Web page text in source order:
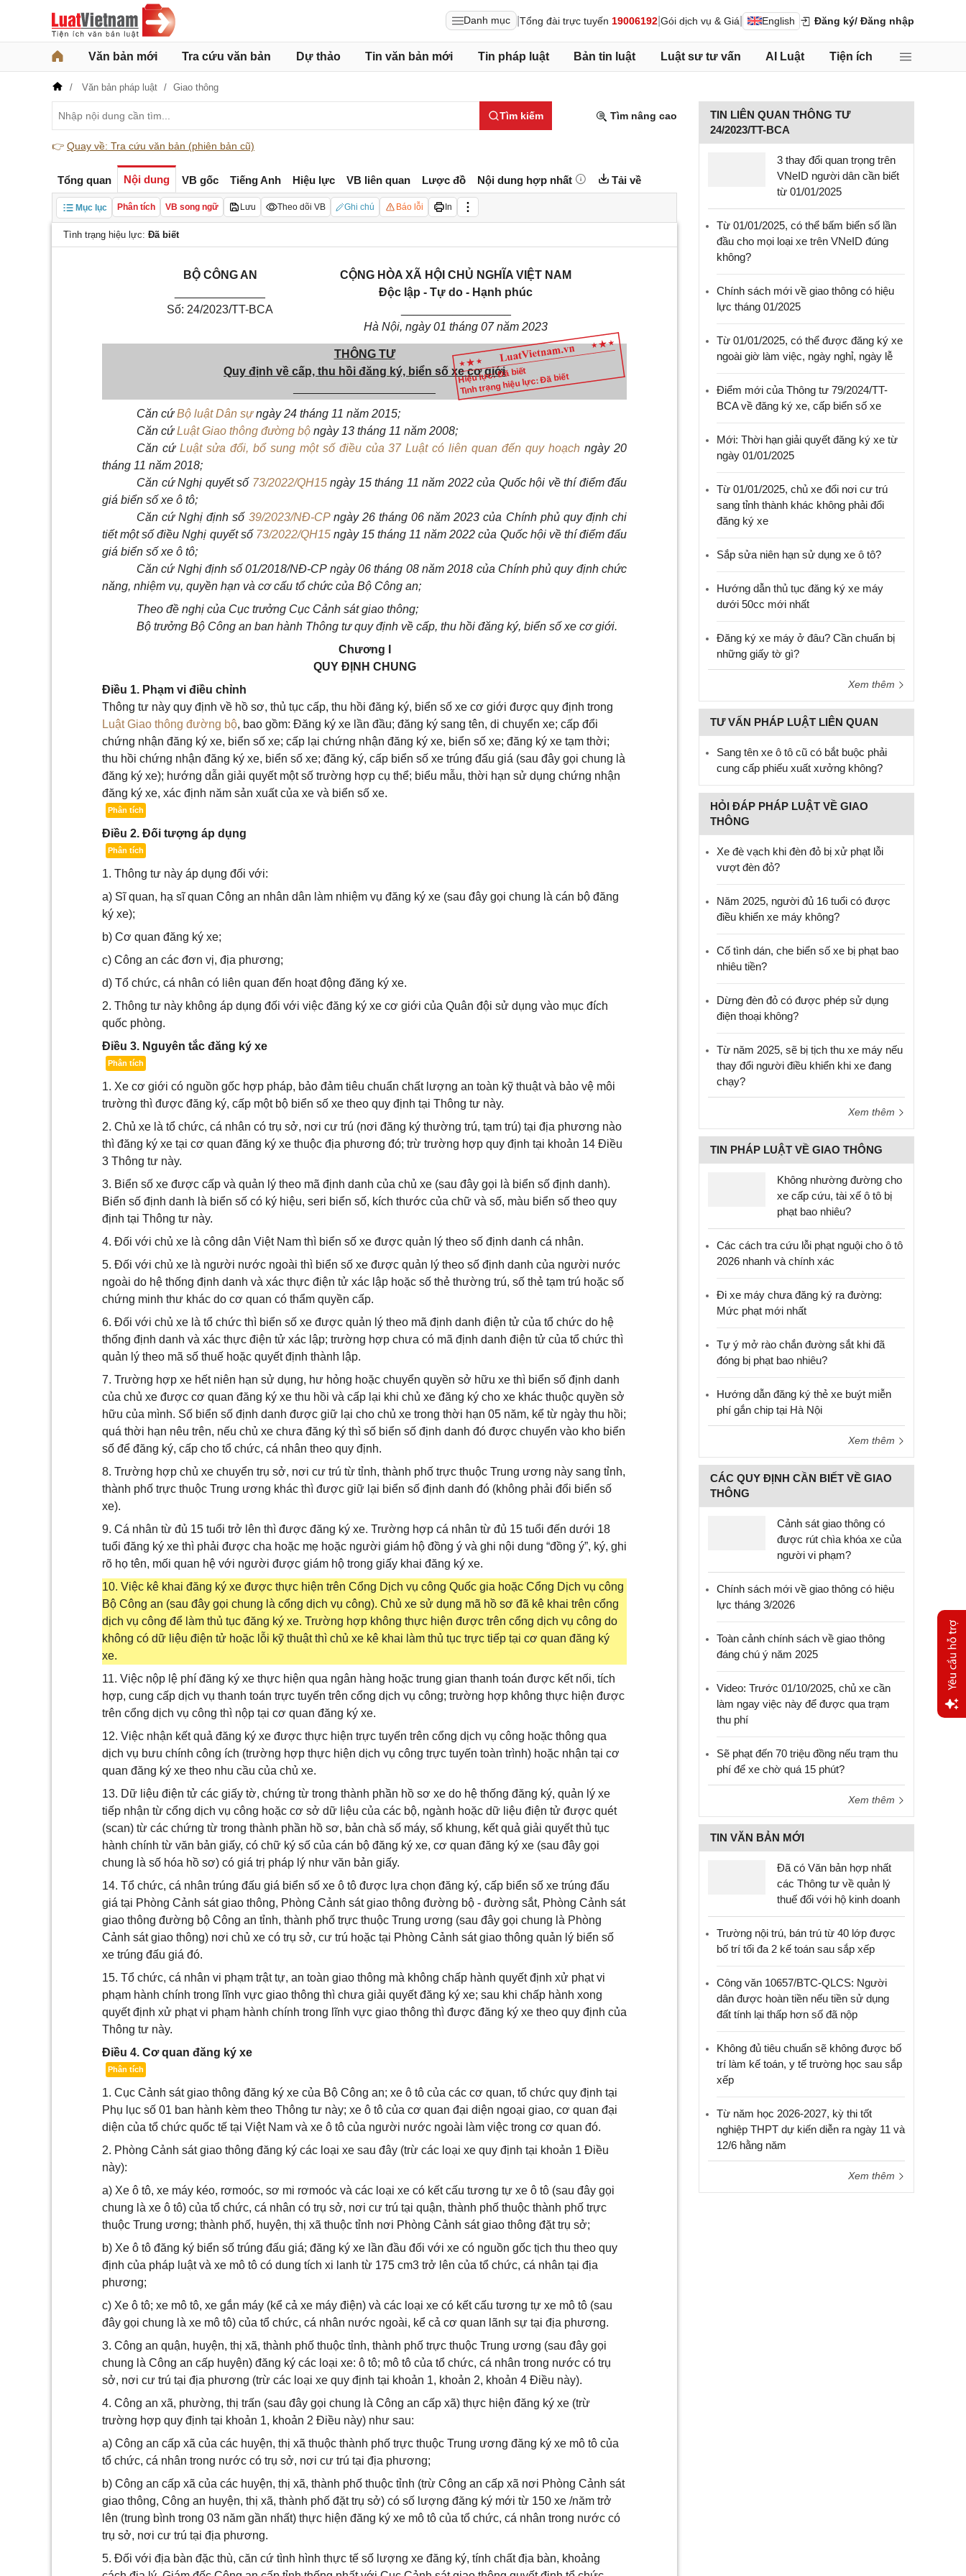
Danh mục Tổng đài trực tuyến 19006192 Gói dịch vụ & Giá English Đăng ký/ Đăng nhập
Văn bản mới Tra cứu văn bản Dự thảo Tin văn bản mới Tin pháp luật Bản tin luật Luật sư tư vấn AI Luật Tiện ích
Văn bản pháp luật Giao thông
Tìm kiếm Tìm nâng cao
👉 Quay về: Tra cứu văn bản (phiên bản cũ)
Tổng quan Nội dung VB gốc Tiếng Anh Hiệu lực VB liên quan Lược đồ Nội dung hợp nhất Tải về
Mục lục Phân tích VB song ngữ Lưu Theo dõi VB Ghi chú Báo lỗi In
Tình trạng hiệu lực: Đã biết
Hiệu lực: Đã biết
Tình trạng hiệu lực: Đã biết
BỘ CÔNG AN
Số: 24/2023/TT-BCA
CỘNG HÒA XÃ HỘI CHỦ NGHĨA VIỆT NAM
Độc lập - Tự do - Hạnh phúc
Hà Nội, ngày 01 tháng 07năm 2023
THÔNG TƯ
Quy định về cấp, thu hồi đăng ký, biển số xe cơ giới
Căn cứBộ luật Dân sựngày 24 tháng 11 năm 2015;
Căn cứLuật Giao thông đường bộ ngày 13 tháng 11 năm 2008;
Căn cứ Luật sửa đổi, bổ sung một số điều của 37 Luật có liên quan đến quy hoạch ngày 20
tháng 11 năm 2018;
Căn cứ Nghị quyết số 73/2022/QH15ngày 15 tháng 11 năm 2022 của Quốc hội về thí điểm đấu
giá biển số xe ô tô;
Căn cứ Nghị định số 39/2023/NĐ-CPngày 26 tháng06 năm 2023 của Chính phủ quy định chi
tiết một số điều Nghị quyết số 73/2022/QH15ngày 15 tháng 11 năm 2022 của Quốc hội về thí điểm đấu
giá biển số xe ô tô;
Căn cứ Nghị định số 01/2018/NĐ-CP ngày 06 tháng 08 năm 2018 của Chính phủ quy định chức
năng, nhiệm vụ, quyền hạn và cơ cấu tổ chức của Bộ Công an;
Theo đề nghị của Cục trưởng Cục Cảnh sát giao thông;
Bộ trưởng Bộ Công an ban hành Thông tư quy định về cấp, thu hồi đăng ký, biển số xe cơ giới.
Chương I
QUY ĐỊNH CHUNG
Điều 1. Phạm vi điều chỉnh
Thông tư này quy định về hồ sơ, thủ tục cấp, thu hồi đăng ký, biển số xe cơ giới được quy định trong
Luật Giao thông đường bộ, bao gồm: Đăng ký xe lần đầu; đăng ký sang tên, di chuyển xe; cấp đổi
chứng nhận đăng ký xe, biển số xe; cấp lại chứng nhận đăng ký xe, biển số xe; đăng ký xe tạm thời;
thu hồi chứng nhận đăng ký xe, biển số xe; đăng ký, cấp biển số xe trúng đấu giá (sau đây gọi chung là
đăng ký xe); hướng dẫn giải quyết một số trường hợp cụ thể; biểu mẫu, thời hạn sử dụng chứng nhận
đăng ký xe, xác định năm sản xuất của xe và biển số xe.
Phân tích
Điều 2. Đối tượng áp dụng
Phân tích
1. Thông tư này áp dụng đối với:
a) Sĩ quan, hạ sĩ quan Công an nhân dân làm nhiệm vụ đăng ký xe (sau đây gọi chung là cán bộ đăng
ký xe);
b) Cơ quan đăng ký xe;
c) Công an các đơn vị, địa phương;
d) Tổ chức, cá nhân có liên quan đến hoạt động đăng ký xe.
2. Thông tư này không áp dụng đối với việc đăng ký xe cơ giới của Quân đội sử dụng vào mục đích
quốc phòng.
Điều 3. Nguyên tắc đăng ký xe
Phân tích
1. Xe cơ giới có nguồn gốc hợp pháp, bảo đảm tiêu chuẩn chất lượng an toàn kỹ thuật và bảo vệ môi
trường thì được đăng ký, cấp một bộ biển số xe theo quy định tại Thông tư này.
2. Chủ xe là tổ chức, cá nhân có trụ sở, nơi cư trú (nơi đăng ký thường trú, tạm trú) tại địa phương nào
thì đăng ký xe tại cơ quan đăng ký xe thuộc địa phương đó; trừ trường hợp quy định tại khoản 14 Điều
3 Thông tư này.
3. Biển số xe được cấp và quản lý theo mã định danh của chủ xe (sau đây gọi là biển số định danh).
Biển số định danh là biển số có ký hiệu, seri biển số, kích thước của chữ và số, màu biển số theo quy
định tại Thông tư này.
4. Đối với chủ xe là công dân Việt Nam thì biển số xe được quản lý theo số định danh cá nhân.
5. Đối với chủ xe là người nước ngoài thì biển số xe được quản lý theo số định danh của người nước
ngoài do hệ thống định danh và xác thực điện tử xác lập hoặc số thẻ thường trú, số thẻ tạm trú hoặc số
chứng minh thư khác do cơ quan có thẩm quyền cấp.
6. Đối với chủ xe là tổ chức thì biển số xe được quản lý theo mã định danh điện tử của tổ chức do hệ
thống định danh và xác thực điện tử xác lập; trường hợp chưa có mã định danh điện tử của tổ chức thì
quản lý theo mã số thuế hoặc quyết định thành lập.
7. Trường hợp xe hết niên hạn sử dụng, hư hỏng hoặc chuyển quyền sở hữu xe thì biển số định danh
của chủ xe được cơ quan đăng ký xe thu hồi và cấp lại khi chủ xe đăng ký cho xe khác thuộc quyền sở
hữu của mình. Số biển số định danh được giữ lại cho chủ xe trong thời hạn 05 năm, kể từ ngày thu hồi;
quá thời hạn nêu trên, nếu chủ xe chưa đăng ký thì số biển số định danh đó được chuyển vào kho biển
số để đăng ký, cấp cho tổ chức, cá nhân theo quy định.
8. Trường hợp chủ xe chuyển trụ sở, nơi cư trú từ tỉnh, thành phố trực thuộc Trung ương này sang tỉnh,
thành phố trực thuộc Trung ương khác thì được giữ lại biển số định danh đó (không phải đổi biển số
xe).
9. Cá nhân từ đủ 15 tuổi trở lên thì được đăng ký xe. Trường hợp cá nhân từ đủ 15 tuổi đến dưới 18
tuổi đăng ký xe thì phải được cha hoặc mẹ hoặc người giám hộ đồng ý và ghi nội dung “đồng ý”, ký, ghi
rõ họ tên, mối quan hệ với người được giám hộ trong giấy khai đăng ký xe.
10. Việc kê khai đăng ký xe được thực hiện trên Cổng Dịch vụ công Quốc gia hoặc Cổng Dịch vụ công
Bộ Công an (sau đây gọi chung là cổng dịch vụ công). Chủ xe sử dụng mã hồ sơ đã kê khai trên cổng
dịch vụ công để làm thủ tục đăng ký xe. Trường hợp không thực hiện được trên cổng dịch vụ công do
không có dữ liệu điện tử hoặc lỗi kỹ thuật thì chủ xe kê khai làm thủ tục trực tiếp tại cơ quan đăng ký
xe.
11. Việc nộp lệ phí đăng ký xe thực hiện qua ngân hàng hoặc trung gian thanh toán được kết nối, tích
hợp, cung cấp dịch vụ thanh toán trực tuyến trên cổng dịch vụ công; trường hợp không thực hiện được
trên cổng dịch vụ công thì nộp tại cơ quan đăng ký xe.
12. Việc nhận kết quả đăng ký xe được thực hiện trực tuyến trên cổng dịch vụ công hoặc thông qua
dịch vụ bưu chính công ích (trường hợp thực hiện dịch vụ công trực tuyến toàn trình) hoặc nhận tại cơ
quan đăng ký xe theo nhu cầu của chủ xe.
13. Dữ liệu điện tử các giấy tờ, chứng từ trong thành phần hồ sơ xe do hệ thống đăng ký, quản lý xe
tiếp nhận từ cổng dịch vụ công hoặc cơ sở dữ liệu của các bộ, ngành hoặc dữ liệu điện tử được quét
(scan) từ các chứng từ trong thành phần hồ sơ, bản chà số máy, số khung, kết quả giải quyết thủ tục
hành chính từ văn bản giấy, có chữ ký số của cán bộ đăng ký xe, cơ quan đăng ký xe (sau đây gọi
chung là số hóa hồ sơ) có giá trị pháp lý như văn bản giấy.
14. Tổ chức, cá nhân trúng đấu giá biển số xe ô tô được lựa chọn đăng ký, cấp biển số xe trúng đấu
giá tại Phòng Cảnh sát giao thông, Phòng Cảnh sát giao thông đường bộ - đường sắt, Phòng Cảnh sát
giao thông đường bộ Công an tỉnh, thành phố trực thuộc Trung ương (sau đây gọi chung là Phòng
Cảnh sát giao thông) nơi chủ xe có trụ sở, cư trú hoặc tại Phòng Cảnh sát giao thông quản lý biển số
xe trúng đấu giá đó.
15. Tổ chức, cá nhân vi phạm trật tự, an toàn giao thông mà không chấp hành quyết định xử phạt vi
phạm hành chính trong lĩnh vực giao thông thì chưa giải quyết đăng ký xe; sau khi chấp hành xong
quyết định xử phạt vi phạm hành chính trong lĩnh vực giao thông thì được đăng ký xe theo quy định của
Thông tư này.
Điều 4. Cơ quan đăng ký xe
Phân tích
1. Cục Cảnh sát giao thông đăng ký xe của Bộ Công an; xe ô tô của các cơ quan, tổ chức quy định tại
Phụ lục số 01 ban hành kèm theo Thông tư này; xe ô tô của cơ quan đại diện ngoại giao, cơ quan đại
diện của tổ chức quốc tế tại Việt Nam và xe ô tô của người nước ngoài làm việc trong cơ quan đó.
2. Phòng Cảnh sát giao thông đăng ký các loại xe sau đây (trừ các loại xe quy định tại khoản 1 Điều
này):
a) Xe ô tô, xe máy kéo, rơmoóc, sơ mi rơmoóc và các loại xe có kết cấu tương tự xe ô tô (sau đây gọi
chung là xe ô tô) của tổ chức, cá nhân có trụ sở, nơi cư trú tại quận, thành phố thuộc thành phố trực
thuộc Trung ương; thành phố, huyện, thị xã thuộc tỉnh nơi Phòng Cảnh sát giao thông đặt trụ sở;
b) Xe ô tô đăng ký biển số trúng đấu giá; đăng ký xe lần đầu đối với xe có nguồn gốc tịch thu theo quy
định của pháp luật và xe mô tô có dung tích xi lanh từ 175 cm3 trở lên của tổ chức, cá nhân tại địa
phương;
c) Xe ô tô; xe mô tô, xe gắn máy (kể cả xe máy điện) và các loại xe có kết cấu tương tự xe mô tô (sau
đây gọi chung là xe mô tô) của tổ chức, cá nhân nước ngoài, kể cả cơ quan lãnh sự tại địa phương.
3. Công an quận, huyện, thị xã, thành phố thuộc tỉnh, thành phố trực thuộc Trung ương (sau đây gọi
chung là Công an cấp huyện) đăng ký các loại xe: ô tô; mô tô của tổ chức, cá nhân trong nước có trụ
sở, nơi cư trú tại địa phương (trừ các loại xe quy định tại khoản 1, khoản 2, khoản 4 Điều này).
4. Công an xã, phường, thị trấn (sau đây gọi chung là Công an cấp xã) thực hiện đăng ký xe (trừ
trường hợp quy định tại khoản 1, khoản 2 Điều này) như sau:
a) Công an cấp xã của các huyện, thị xã thuộc thành phố trực thuộc Trung ương đăng ký xe mô tô của
tổ chức, cá nhân trong nước có trụ sở, nơi cư trú tại địa phương;
b) Công an cấp xã của các huyện, thị xã, thành phố thuộc tỉnh (trừ Công an cấp xã nơi Phòng Cảnh sát
giao thông, Công an huyện, thị xã, thành phố đặt trụ sở) có số lượng đăng ký mới từ 150 xe /năm trở
lên (trung bình trong 03 năm gần nhất) thực hiện đăng ký xe mô tô của tổ chức, cá nhân trong nước có
trụ sở, nơi cư trú tại địa phương.
5. Đối với địa bàn đặc thù, căn cứ tình hình thực tế số lượng xe đăng ký, tính chất địa bàn, khoảng
TIN LIÊN QUAN THÔNG TƯ
24/2023/TT-BCA
3 thay đổi quan trọng trên
VNeID người dân cần biết
từ 01/01/2025
Từ 01/01/2025, có thể bấm biển số lần
đầu cho mọi loại xe trên VNeID đúng
không?
Chính sách mới về giao thông có hiệu
lực tháng 01/2025
Từ 01/01/2025, có thể được đăng ký xe
ngoài giờ làm việc, ngày nghỉ, ngày lễ
Điểm mới của Thông tư 79/2024/TT-
BCA về đăng ký xe, cấp biển số xe
Mới: Thời hạn giải quyết đăng ký xe từ
ngày 01/01/2025
Từ 01/01/2025, chủ xe đổi nơi cư trú
sang tỉnh thành khác không phải đổi
đăng ký xe
Sắp sửa niên hạn sử dụng xe ô tô?
Hướng dẫn thủ tục đăng ký xe máy
dưới 50cc mới nhất
Đăng ký xe máy ở đâu? Cần chuẩn bị
những giấy tờ gì?
Xem thêm
TƯ VẤN PHÁP LUẬT LIÊN QUAN
Sang tên xe ô tô cũ có bắt buộc phải
cung cấp phiếu xuất xưởng không?
HỎI ĐÁP PHÁP LUẬT VỀ GIAO
THÔNG
Xe đè vạch khi đèn đỏ bị xử phạt lỗi
vượt đèn đỏ?
Năm 2025, người đủ 16 tuổi có được
điều khiển xe máy không?
Cố tình dán, che biển số xe bị phạt bao
nhiêu tiền?
Dừng đèn đỏ có được phép sử dụng
điện thoại không?
Từ năm 2025, sẽ bị tịch thu xe máy nếu
thay đổi người điều khiển khi xe đang
chạy?
Xem thêm
TIN PHÁP LUẬT VỀ GIAO THÔNG
Không nhường đường cho
xe cấp cứu, tài xế ô tô bị
phạt bao nhiêu?
Các cách tra cứu lỗi phạt nguội cho ô tô
2026 nhanh và chính xác
Đi xe máy chưa đăng ký ra đường:
Mức phạt mới nhất
Tự ý mở rào chắn đường sắt khi đã
đóng bị phạt bao nhiêu?
Hướng dẫn đăng ký thẻ xe buýt miễn
phí gắn chip tại Hà Nội
Xem thêm
CÁC QUY ĐỊNH CẦN BIẾT VỀ GIAO
THÔNG
Cảnh sát giao thông có
được rút chìa khóa xe của
người vi phạm?
Chính sách mới về giao thông có hiệu
lực tháng 3/2026
Toàn cảnh chính sách về giao thông
đáng chú ý năm 2025
Video: Trước 01/10/2025, chủ xe cần
làm ngay việc này để được qua trạm
thu phí
Sẽ phạt đến 70 triệu đồng nếu trạm thu
phí để xe chờ quá 15 phút?
Xem thêm
TIN VĂN BẢN MỚI
Đã có Văn bản hợp nhất
các Thông tư về quản lý
thuế đối với hộ kinh doanh
Trường nội trú, bán trú từ 40 lớp được
bố trí tối đa 2 kế toán sau sắp xếp
Công văn 10657/BTC-QLCS: Người
dân được hoàn tiền nếu tiền sử dụng
đất tính lại thấp hơn số đã nộp
Không đủ tiêu chuẩn sẽ không được bố
trí làm kế toán, y tế trường học sau sắp
xếp
Từ năm học 2026-2027, kỳ thi tốt
nghiệp THPT dự kiến diễn ra ngày 11 và
12/6 hằng năm
Xem thêm